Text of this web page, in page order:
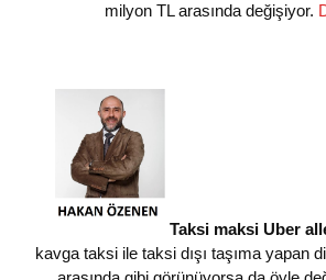
milyon TL arasında değişiyor.
Taksi maksi Uber
kavga taksi ile taksi dışı taşıma yapan